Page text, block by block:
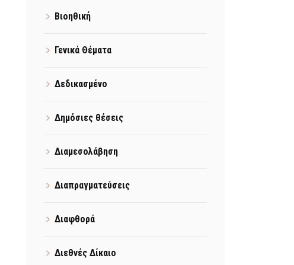
Βιοηθική
Γενικά Θέματα
Δεδικασμένο
Δημόσιες θέσεις
Διαμεσολάβηση
Διαπραγματεύσεις
Διαφθορά
Διεθνές Δίκαιο